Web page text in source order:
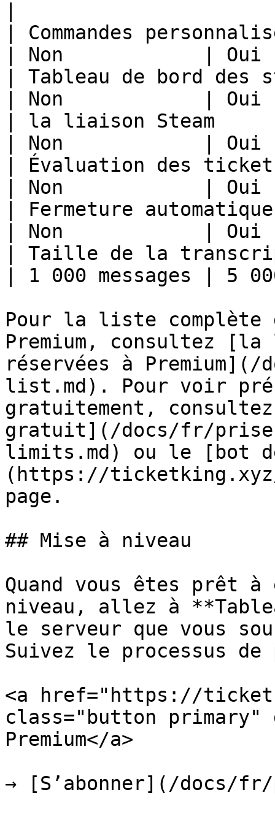
| Commandes
| Non            |
| Tableau de bord des
| Non            |
| la liaison Steam
| Non            |
| Évaluation des
| Non            |
| Fermeture
| Non            |
| Taille de la
| 1 000 messages | 5
Pour la liste complète
Premium, consultez
réservées à
list.md). Pour voir
gratuitement,
gratuit](/docs/fr/
limits.md) ou le [bot
(https://
page.
## Mise à niveau
Quand vous êtes prêt
niveau, allez à
le serveur que vous
Suivez le processus
<a href="https://
class="button primary"
Premium</a>
→ [S’abonner](/docs/fr/